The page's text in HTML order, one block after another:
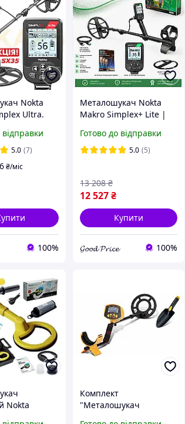
Nokta
Ultra.
Нокта
5.0 (7)
₴/міс
100%
Металошукач Nokta
Makro Simplex+ Lite |
безкоштовна доставка
Готово до відправки
5.0 (5)
12 527₴
13 208 ₴
Купити
𝓖𝓸𝓸𝓭 𝓟𝓻𝓲𝓬𝓮 100%
Nokta
Комплект
"Металошукач